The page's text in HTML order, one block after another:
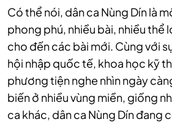
Có thể nói, dân ca Nùng Dín là
phong phú, nhiều bài, nhiều thể
cho đến các bài mới. Cùng với
hội nhập quốc tế, khoa học kỹ
phương tiện nghe nhìn ngày
biến ở nhiều vùng miền, giống
ca khác, dân ca Nùng Dín đang